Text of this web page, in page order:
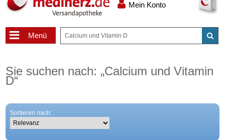
Mein Konto
Menü
Sie suchen nach: „Calcium und Vitamin
D“
Sortieren nach: